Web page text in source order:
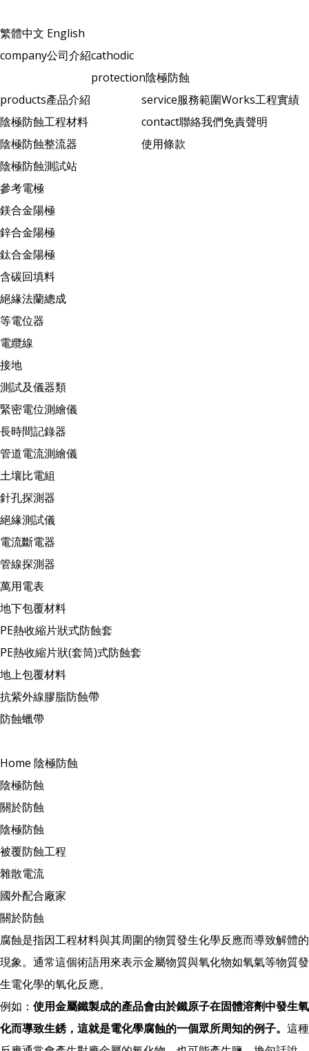
繁體中文 English
company公司介紹cathodic
protection陰極防蝕
products產品介紹
陰極防蝕工程材料
陰極防蝕整流器
陰極防蝕測試站
參考電極
鎂合金陽極
鋅合金陽極
鈦合金陽極
含碳回填料
絕緣法蘭總成
等電位器
電纜線
接地
測試及儀器類
緊密電位測繪儀
長時間記錄器
管道電流測繪儀
土壤比電組
針孔探測器
絕緣測試儀
電流斷電器
管線探測器
萬用電表
地下包覆材料
PE熱收縮片狀式防蝕套
PE熱收縮片狀(套筒)式防蝕套
地上包覆材料
抗紫外線膠脂防蝕帶
防蝕蠟帶
service服務範圍Works工程實績
contact聯絡我們免責聲明
使用條款
Home 陰極防蝕
陰極防蝕
關於防蝕
陰極防蝕
被覆防蝕工程
雜散電流
國外配合廠家
關於防蝕
腐蝕是指因工程材料與其周圍的物質發生化學反應而導致解體的
現象。通常這個術語用來表示金屬物質與氧化物如氧氣等物質發
生電化學的氧化反應。
例如： 使用金屬鐵製成的產品會由於鐵原子在固體溶劑中發生氧
化而導致生銹，這就是電化學腐蝕的一個眾所周知的例子。 這種